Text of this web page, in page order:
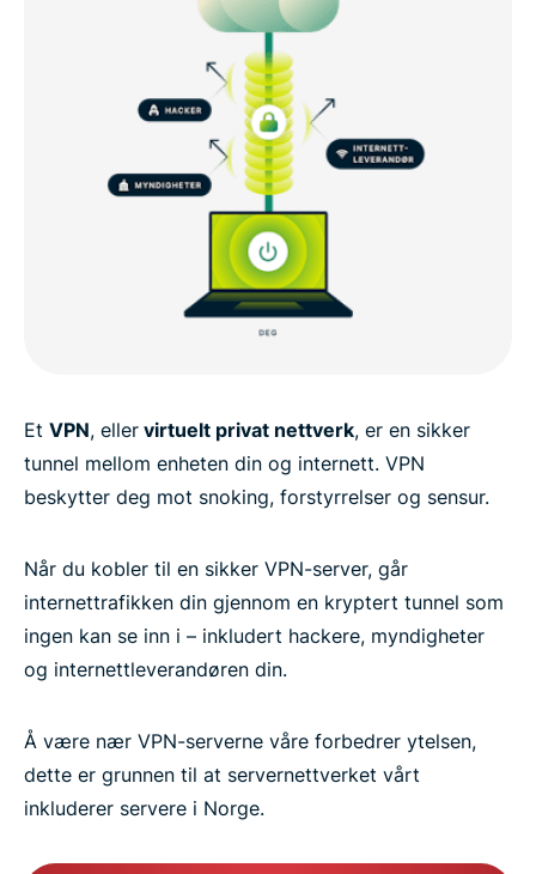
Et VPN, eller virtuelt privat nettverk, er en sikker
tunnel mellom enheten din og internett. VPN
beskytter deg mot snoking, forstyrrelser og sensur.
Når du kobler til en sikker VPN-server, går
internettrafikken din gjennom en kryptert tunnel som
ingen kan se inn i – inkludert hackere, myndigheter
og internettleverandøren din.
Å være nær VPN-serverne våre forbedrer ytelsen,
dette er grunnen til at servernettverket vårt
inkluderer servere i Norge.